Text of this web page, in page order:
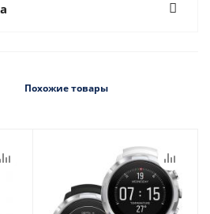
Похожие товары